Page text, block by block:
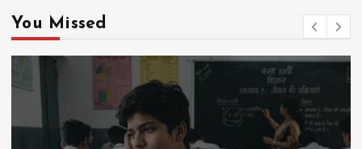
You Missed